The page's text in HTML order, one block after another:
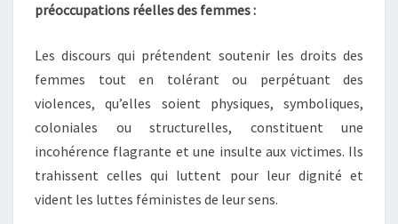
préoccupations réelles des femmes :
Les discours qui prétendent soutenir les droits des
femmes tout en tolérant ou perpétuant des
violences, qu’elles soient physiques, symboliques,
coloniales ou structurelles, constituent une
incohérence flagrante et une insulte aux victimes. Ils
trahissent celles qui luttent pour leur dignité et
vident les luttes féministes de leur sens.